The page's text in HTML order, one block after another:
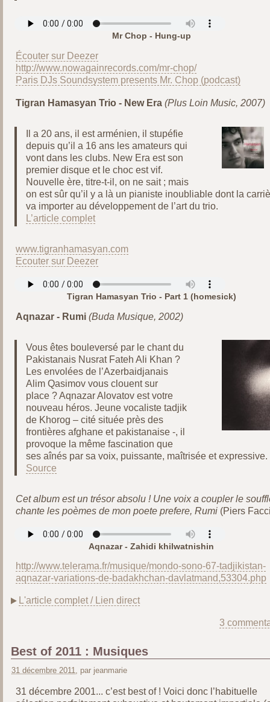
Mr Chop - Hung-up
Écouter sur Deezer
http://www.nowagainrecords.com/mr-chop/
Paris DJs Soundsystem presents Mr. Chop (podcast)
Tigran Hamasyan Trio - New Era (Plus Loin Music, 2007)
Il a 20 ans, il est arménien, il stupéfie
depuis qu’il a 16 ans les amateurs qui
vont dans les clubs. New Era est son
premier disque et le choc est vif.
Nouvelle ère, titre-t-il, on ne sait ; mais
on est sûr qu’il y a là un pianiste inoubliable dont la
va importer au développement de l’art du trio.
L’article complet
www.tigranhamasyan.com
Ecouter sur Deezer
Tigran Hamasyan Trio - Part 1 (homesick)
Aqnazar - Rumi (Buda Musique, 2002)
Vous êtes bouleversé par le chant du
Pakistanais Nusrat Fateh Ali Khan ?
Les envolées de l’Azerbaidjanais
Alim Qasimov vous clouent sur
place ? Aqnazar Alovatov est votre
nouveau héros. Jeune vocaliste tadjik
de Khorog – cité située près des
frontières afghane et pakistanaise -, il
provoque la même fascination que
ses aînés par sa voix, puissante, maîtrisée et expressive.
Source
Cet album est un trésor absolu ! Une voix a coupler le
chante les poèmes de mon poete prefere, Rumi (Piers
Aqnazar - Zahidi khilwatnishin
http://www.telerama.fr/musique/mondo-sono-67-tadjikistan-
aqnazar-variations-de-badakhchan-davlatmand,53304.php
L'article complet / Lien direct
3
Best of 2011 : Musiques
31 décembre 2011, par jeanmarie
31 décembre 2001... c’est best of ! Voici donc l’habituelle